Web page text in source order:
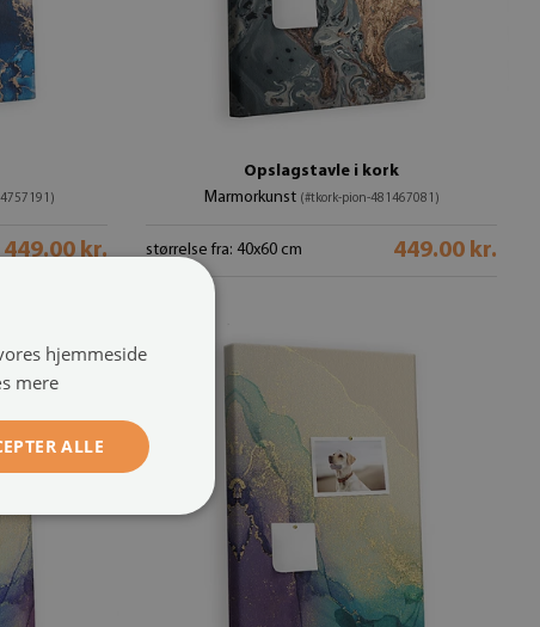
449.00 kr.
Opslagstavle i kork
Marmorkunst (#tkork-pion-481467081)
størrelse fra: 40x60 cm 449.00 kr.
hjemmeside
mere
ALLE